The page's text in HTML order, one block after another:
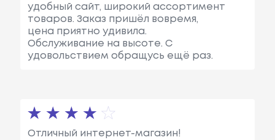
удобный сайт, широкий ассортимент
товаров. Заказ пришёл вовремя,
цена приятно удивила.
Обслуживание на высоте. С
удовольствием обращусь ещё раз.
Отличный интернет-магазин!